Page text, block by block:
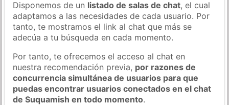
Disponemos de un listado de salas de chat, el cual
adaptamos a las necesidades de cada usuario. Por
tanto, te mostramos el link al chat que más se
adecúa a tu búsqueda en cada momento.
Por tanto, te ofrecemos el acceso al chat en
nuestra recomendación previa, por razones de
concurrencia simultánea de usuarios para que
puedas encontrar usuarios conectados en el chat
de Suquamish en todo momento.